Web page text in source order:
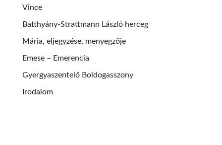
Vince
Batthyány-Strattmann László herceg
Mária, eljegyzése, menyegzője
Emese – Emerencia
Gyergyaszentelő Boldogasszony
Irodalom